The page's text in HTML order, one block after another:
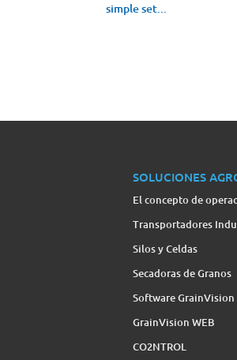
simple set...
SOLUCIONES
El concepto de
Transportadores
Silos y Celdas
Secadoras de Granos
Software GrainVision
GrainVision WEB
CO2NTROL